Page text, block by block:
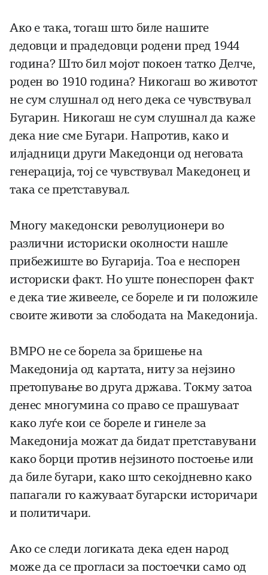
Ако е така, тогаш што биле нашите
дедовци и прадедовци родени пред 1944
година? Што бил мојот покоен татко Делче,
роден во 1910 година? Никогаш во животот
не сум слушнал од него дека се чувствувал
Бугарин. Никогаш не сум слушнал да каже
дека ние сме Бугари. Напротив, како и
илјадници други Македонци од неговата
генерација, тој се чувствувал Македонец и
така се претставувал.
Многу македонски револуционери во
различни историски околности нашле
прибежиште во Бугарија. Тоа е неспорен
историски факт. Но уште понеспорен факт
е дека тие живееле, се бореле и ги положиле
своите животи за слободата на Македонија.
ВМРО не се борела за бришење на
Македонија од картата, ниту за нејзино
претопување во друга држава. Токму затоа
денес многумина со право се прашуваат
како луѓе кои се бореле и гинеле за
Македонија можат да бидат претставувани
како борци против нејзиното постоење или
да биле бугари, како што секојдневно како
папагали го кажуваат бугарски историчари
и политичари.
Ако се следи логиката дека еден народ
може да се прогласи за постоечки само од